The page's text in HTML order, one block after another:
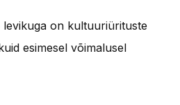
on kultuuriürituste
esimesel võimalusel